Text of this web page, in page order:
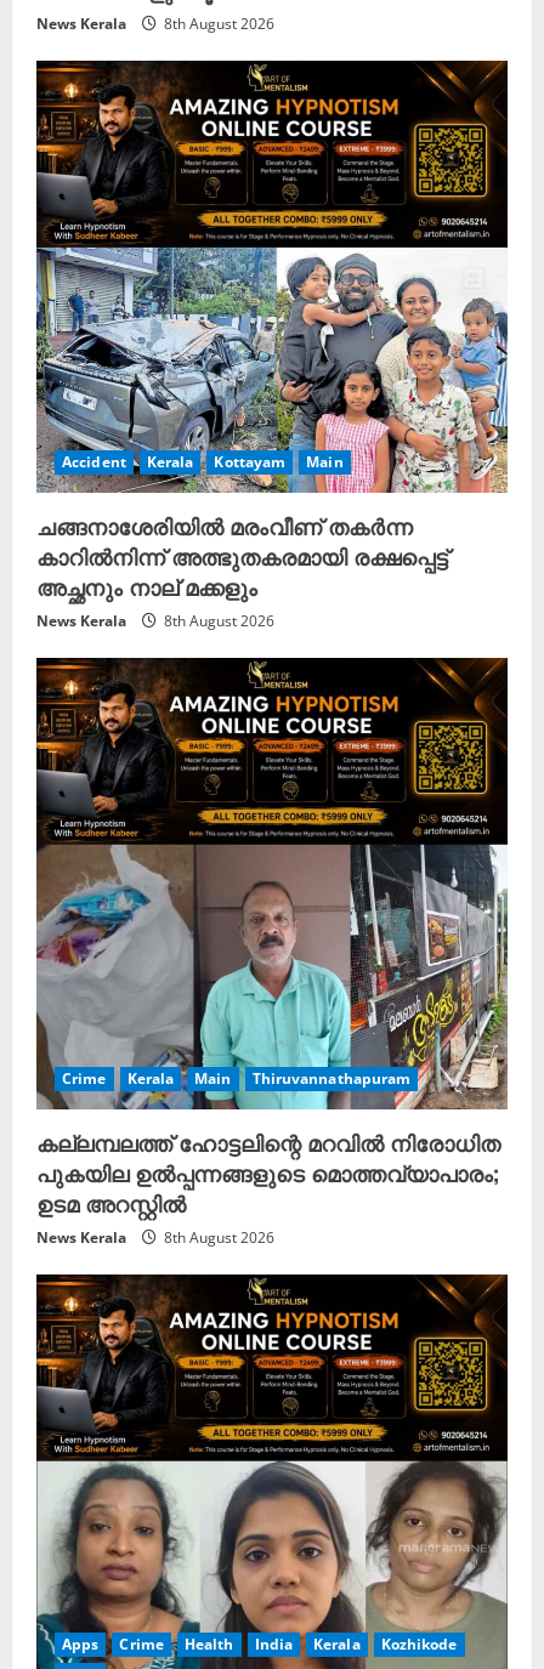
News Kerala 8th August 2026
Accident Kerala Kottayam Main
ചങ്ങനാശേരിയിൽ മരംവീണ് തകർന്ന
കാറിൽനിന്ന് അത്ഭുതകരമായി രക്ഷപ്പെട്ട്
അച്ഛനും നാല് മക്കളും
News Kerala 8th August 2026
Crime Kerala Main Thiruvannathapuram
കല്ലമ്പലത്ത് ഹോട്ടലിന്റെ മറവിൽ നിരോധിത
പുകയില ഉൽപ്പന്നങ്ങളുടെ മൊത്തവ്യാപാരം;
ഉടമ അറസ്റ്റിൽ
News Kerala 8th August 2026
Apps Crime Health India Kerala
Kozhikode